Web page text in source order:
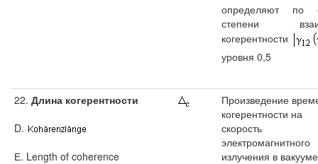
определяют по
степени
когерентности
уровня 0,5
22. Длина когерентности
D.
Е. Length of coherence
Произведение
когерентности на
скорость
электромагнитного
излучения в